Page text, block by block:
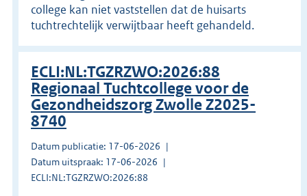
college kan niet vaststellen dat de huisarts
tuchtrechtelijk verwijtbaar heeft gehandeld.
ECLI:NL:TGZRZWO:2026:88
Regionaal Tuchtcollege voor de
Gezondheidszorg Zwolle Z2025-
8740
Datum publicatie: 17-06-2026
Datum uitspraak: 17-06-2026
ECLI:NL:TGZRZWO:2026:88